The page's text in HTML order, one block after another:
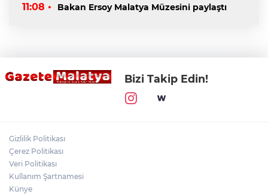
11:08 • Bakan Ersoy Malatya Müzesini paylaştı
Bizi Takip Edin!
Gizlilik Politikası
Çerez Politikası
Veri Politikası
Kullanım Şartnamesi
Künye